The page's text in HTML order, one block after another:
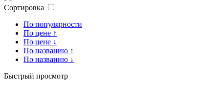
Сортировка
По популярности
По цене ↑
По цене ↓
По названию ↑
По названию ↓
Быстрый просмотр